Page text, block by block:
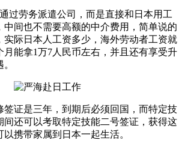
过劳务派遣公司，而是直接和日本用工
中间也不需要高额的中介费用，简单说的
实际日本人工资多少，海外劳动者工资就
月能拿1万7人民币左右，并且还有享受升
签证是三年，到期后必须回国，而特定技
间还可以考取特定技能二号签证，获得这
携带家属到日本一起生活。